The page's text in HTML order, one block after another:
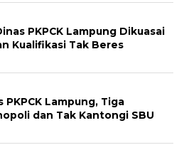
PKPCK Lampung Dikuasai
Kualifikasi Tak Beres
Lampung, Tiga
dan Tak Kantongi SBU